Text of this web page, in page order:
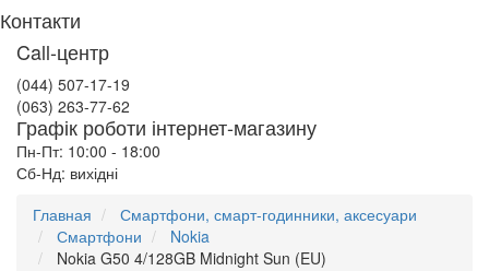
Контакти
Call-центр
(044) 507-17-19
(063) 263-77-62
Графік роботи інтернет-магазину
Пн-Пт: 10:00 - 18:00
Сб-Нд: вихідні
Главная
Смартфони, смарт-годинники, аксесуари
Смартфони
Nokia
Nokia G50 4/128GB Midnight Sun (EU)